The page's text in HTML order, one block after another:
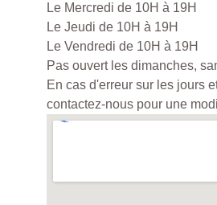
Le Mercredi de 10H à 19H
Le Jeudi de 10H à 19H
Le Vendredi de 10H à 19H
Pas ouvert les dimanches,
En cas d'erreur sur les jours
contactez-nous pour une